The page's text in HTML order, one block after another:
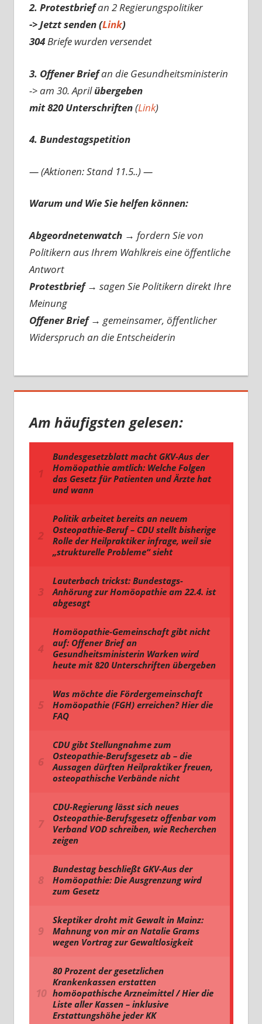
2. Protestbriefan 2 Regierungspolitiker
-> Jetzt senden (Link)
304Briefe wurden versendet
3. Offener Briefan die Gesundheitsministerin
-> am 30. Aprilübergeben
mit 820 Unterschriften(Link)
4. Bundestagspetition
— (Aktionen: Stand 11.5..) —
Warum und Wie Sie helfen können:
Abgeordnetenwatch → fordern Sie von
Politikern aus Ihrem Wahlkreis eine öffentliche
Antwort
Protestbrief → sagen Sie Politikern direkt Ihre
Meinung
Offener Brief → gemeinsamer, öffentlicher
Widerspruch an die Entscheiderin
Am häufigsten gelesen: